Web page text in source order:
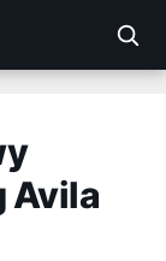
Avila